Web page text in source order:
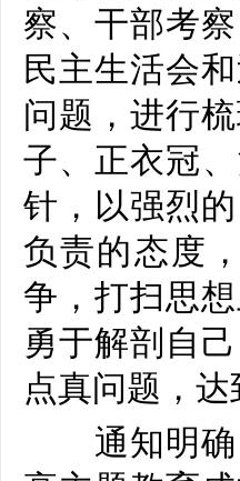
察、干部考
民主生活会
问题，进行
子、正衣冠
针，以强烈
负责的态度
争，打扫思
勇于解剖自
点真问题，
通知明确